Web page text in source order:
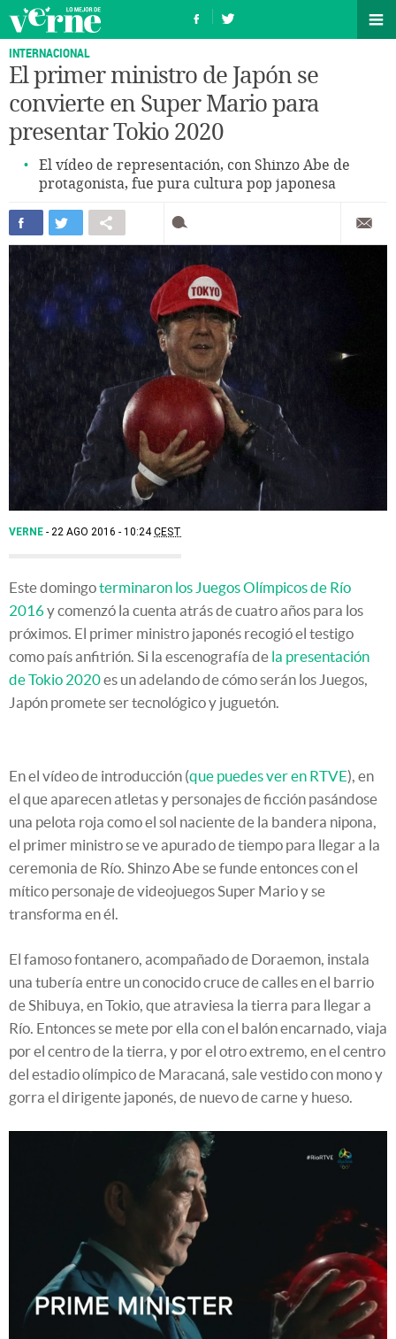
INTERNACIONAL
El primer ministro de Japón se
convierte en Super Mario para
presentar Tokio 2020
El vídeo de representación, con Shinzo Abe de
protagonista, fue pura cultura pop japonesa
VERNE 22 AGO 2016 - 10:24CEST
Este domingoterminaron los Juegos Olímpicos de Río
2016y comenzó la cuenta atrás de cuatro años para los
próximos. El primer ministro japonés recogió el testigo
como país anfitrión. Si la escenografía de la presentación
de Tokio 2020es un adelando de cómo serán los Juegos,
Japón promete ser tecnológico y juguetón.
En el vídeo de introducción (que puedes ver en RTVE), en
el que aparecen atletas y personajes de ficción pasándose
una pelota roja como el sol naciente de la bandera nipona,
el primer ministro se ve apurado de tiempo para llegar a la
ceremonia de Río. Shinzo Abe se funde entonces con el
mítico personaje de videojuegos Super Mario y se
transforma en él.
El famoso fontanero, acompañado de Doraemon, instala
una tubería entre un conocido cruce de calles en el barrio
de Shibuya, en Tokio, que atraviesa la tierra para llegar a
Río. Entonces se mete por ella con el balón encarnado, viaja
por el centro de la tierra, y por el otro extremo, en el centro
del estadio olímpico de Maracaná, sale vestido con mono y
gorra el dirigente japonés, de nuevo de carne y hueso.